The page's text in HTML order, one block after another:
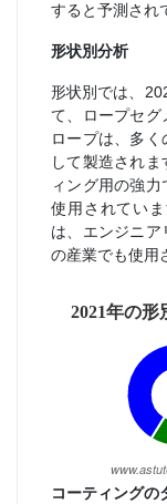
すると予測され
形状別分析
形状別では、
て、ロープセグ
ロープは、多く
して製造され
ィング用の強
使用されてい
は、エンジニ
の産業でも使用
コーティングの